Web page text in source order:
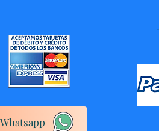
Whatsapp